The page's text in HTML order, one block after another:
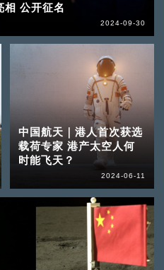
相 公开征名
2024-09-30
中国航天｜港人首次获选
载荷专家 港产太空人何
时能飞天？
2024-06-11